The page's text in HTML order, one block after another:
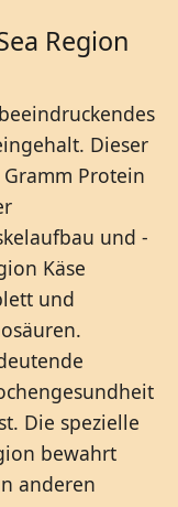
Region
Dieser
Protein
und -
Käse
und
Die spezielle
bewahrt
anderen